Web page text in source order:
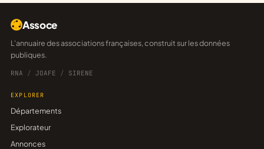
Assoce
L'annuaire des associations françaises, construit sur les données
publiques.
RNA / JOAFE / SIRENE
EXPLORER
Départements
Explorateur
Annonces